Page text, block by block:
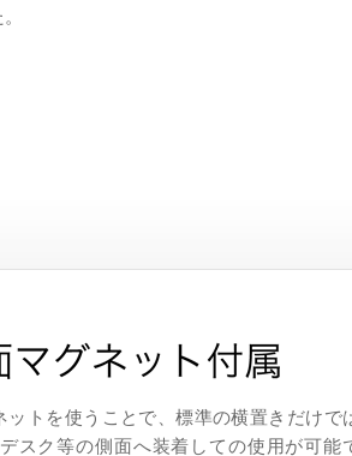
ットを使うことで、標準の横置きだけで
スク等の側面へ装着しての使用が可能